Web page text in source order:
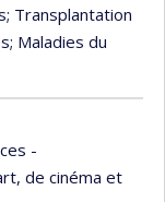
; Transplantation
; Maladies du
-
de cinéma et